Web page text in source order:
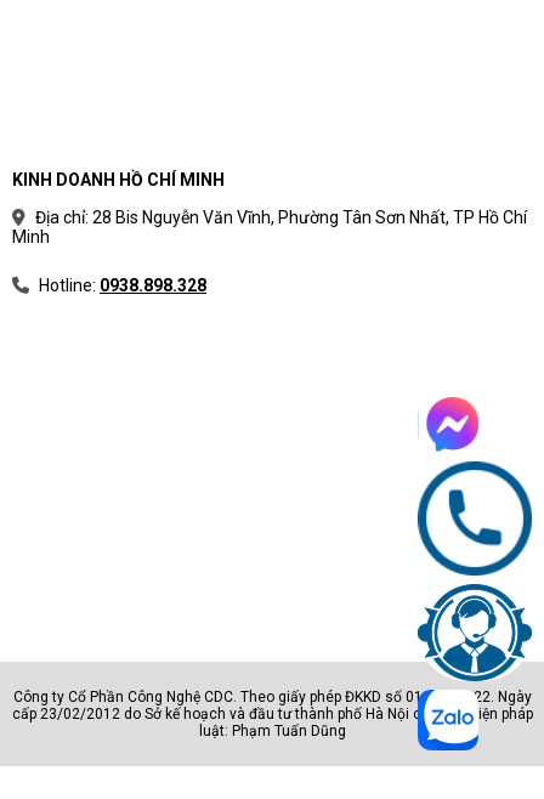
KINH DOANH HỒ CHÍ MINH
Địa chỉ: 28 Bis Nguyễn Văn Vĩnh, Phường Tân Sơn Nhất, TP Hồ Chí
Minh
Hotline: 0938.898.328
Công ty Cổ Phần Công Nghệ CDC. Theo giấy phép ĐKKD số 0105801222. Ngày
cấp 23/02/2012 do Sở kế hoạch và đầu tư thành phố Hà Nội cấp. Đại diện pháp
luật: Phạm Tuấn Dũng